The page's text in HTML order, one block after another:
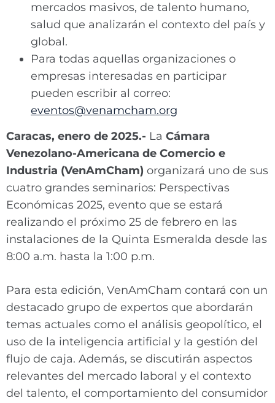
mercados masivos, de talento humano,
salud que analizarán el contexto del país y
global.
Para todas aquellas organizaciones o
empresas interesadas en participar
pueden escribir al correo:
eventos@venamcham.org
Caracas, enero de 2025.- La Cámara
Venezolano-Americana de Comercio e
Industria (VenAmCham) organizará uno de sus
cuatro grandes seminarios: Perspectivas
Económicas 2025, evento que se estará
realizando el próximo 25 de febrero en las
instalaciones de la Quinta Esmeralda desde las
8:00 a.m. hasta la 1:00 p.m.
Para esta edición, VenAmCham contará con un
destacado grupo de expertos que abordarán
temas actuales como el análisis geopolítico, el
uso de la inteligencia artificial y la gestión del
flujo de caja. Además, se discutirán aspectos
relevantes del mercado laboral y el contexto
del talento, el comportamiento del consumidor